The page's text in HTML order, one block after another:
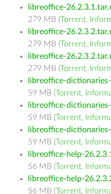
libreoffice-
279 MB (Torrent,
libreoffice-
279 MB (Torrent,
libreoffice-
279 MB (Torrent,
libreoffice-
59 MB (Torrent,
libreoffice-
59 MB (Torrent,
libreoffice-
59 MB (Torrent,
libreoffice-help-
56 MB (Torrent,
libreoffice-help-
56 MB (Torrent,